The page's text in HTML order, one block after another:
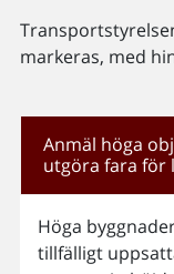
markeras, med
Anmäl höga
utgöra fara för
Höga
tillfälligt